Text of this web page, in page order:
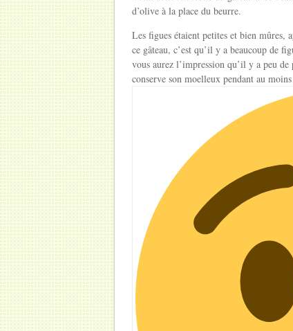
d’olive à la place du beurre.
Les figues étaient petites et bien mûres,
ce gâteau, c’est qu’il y a beaucoup de
vous aurez l’impression qu’il y a peu
conserve son moelleux pendant au